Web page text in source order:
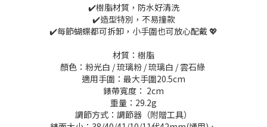
✔️樹脂材質，防水好清洗
✔️造型特別，不易撞款
✔️每節蝴蝶都可拆卸，小手圍也可放心配戴 💖
材質：樹脂
顏色：粉光白 / 琉璃粉 / 琉璃白 / 雲石綠
適用手圍：最大手圍20.5cm
錶帶寬度： 2cm
重量：29.2g
調節方式：調節器（附贈工具）